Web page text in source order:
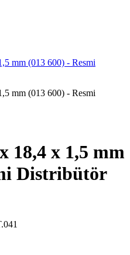
18,4 x 1,5 mm
Distribütör